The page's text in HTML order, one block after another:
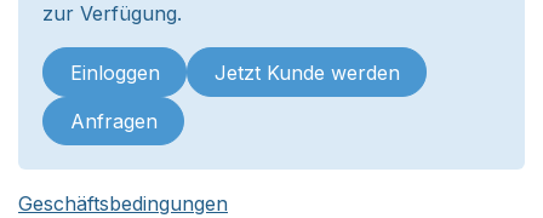
zur Verfügung.
Einloggen Jetzt Kunde werden
Anfragen
Geschäftsbedingungen